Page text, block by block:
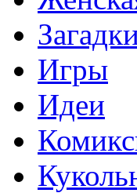
Игры
Идеи